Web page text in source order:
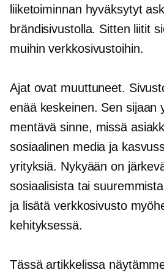
liiketoiminnan hyväksytyt
brändisivustolla. Sitten liitit
muihin verkkosivustoihin.
Ajat ovat muuttuneet.
enää keskeinen. Sen sijaan
mentävä sinne, missä
sosiaalinen media ja
yrityksiä. Nykyään on
sosiaalisista tai
ja lisätä verkkosivusto
kehityksessä.
Tässä artikkelissa